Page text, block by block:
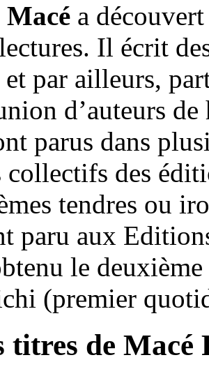
a
Il écrit
et par ailleurs,
d’auteurs
parus dans
collectifs des
tendres ou
paru aux
le
(premier
titres de Macé